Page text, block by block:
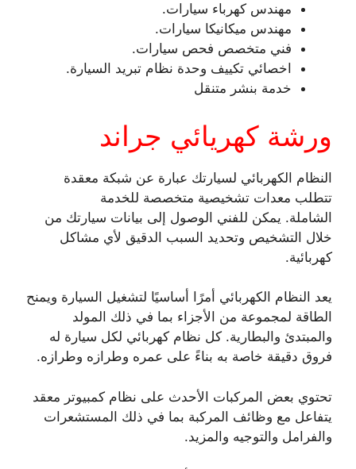
مهندس كهرباء سيارات.
مهندس ميكانيكا سيارات.
فني متخصص فحص سيارات.
اخصائي تكييف وحدة نظام تبريد السيارة.
خدمة بنشر متنقل
ورشة كهريائي جراند
النظام الكهربائي لسيارتك عبارة عن شبكة معقدة
تتطلب معدات تشخيصية متخصصة للخدمة
الشاملة. يمكن للفني الوصول إلى بيانات سيارتك من
خلال التشخيص وتحديد السبب الدقيق لأي مشاكل
كهربائية.
يعد النظام الكهربائي أمرًا أساسيًا لتشغيل السيارة ويمنح
الطاقة لمجموعة من الأجزاء بما في ذلك المولد
والمبتدئ والبطارية. كل نظام كهربائي لكل سيارة له
فروق دقيقة خاصة به بناءً على عمره وطرازه وطرازه.
تحتوي بعض المركبات الأحدث على نظام كمبيوتر معقد
يتفاعل مع وظائف المركبة بما في ذلك المستشعرات
والفرامل والتوجيه والمزيد.